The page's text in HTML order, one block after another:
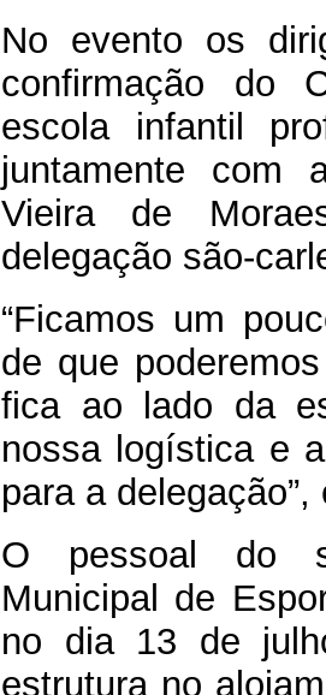
No evento os
confirmação do
escola infantil
juntamente com
Vieira de
delegação são-
“Ficamos um
de que
fica ao lado da
nossa logística e
para a
O pessoal do
Municipal de
no dia 13 de
estrutura no